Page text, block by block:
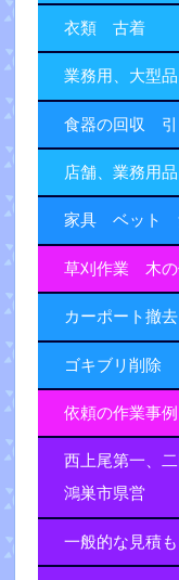
衣類 古着
業務用、大型
食器の回収 引
店舗、業務用品
家具 ベット
草刈作業 木の
カーポート撤
ゴキブリ削除
依頼の作業事
西上尾第一、
鴻巣市県営
一般的な見積